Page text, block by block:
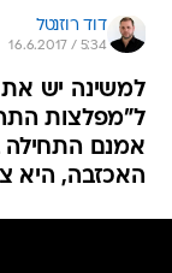
דוד רוזנטל
16.6.2017 / 5:34
ל"מפלצות
אמנם התחילה
האכזבה, היא